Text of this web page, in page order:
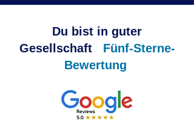
Du bist in guter
Gesellschaft
Fünf-Sterne-
Bewertung